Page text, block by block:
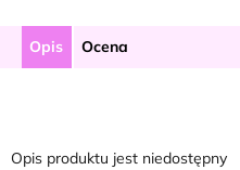
Opis Ocena
Opis produktu jest niedostępny